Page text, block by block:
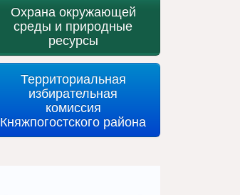
Охрана окружающей
среды и природные
ресурсы
Территориальная
избирательная
комиссия
Княжпогостского района